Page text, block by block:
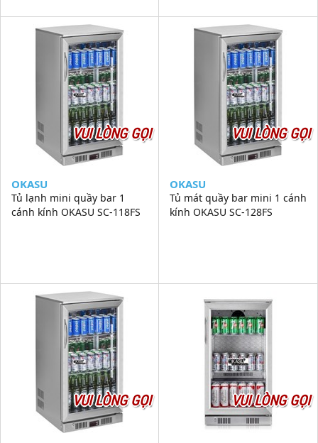
VUI LÒNG GỌI
OKASU
Tủ lạnh mini quầy bar 1
cánh kính OKASU SC-118FS
VUI LÒNG GỌI
OKASU
Tủ mát quầy bar mini 1 cánh
kính OKASU SC-128FS
VUI LÒNG GỌI VUI LÒNG GỌI